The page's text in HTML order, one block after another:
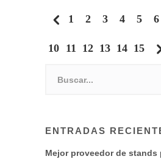
1 2 3 4 5 6
10 11 12 13 14 15
ENTRADAS
Mejor proveedor de stands